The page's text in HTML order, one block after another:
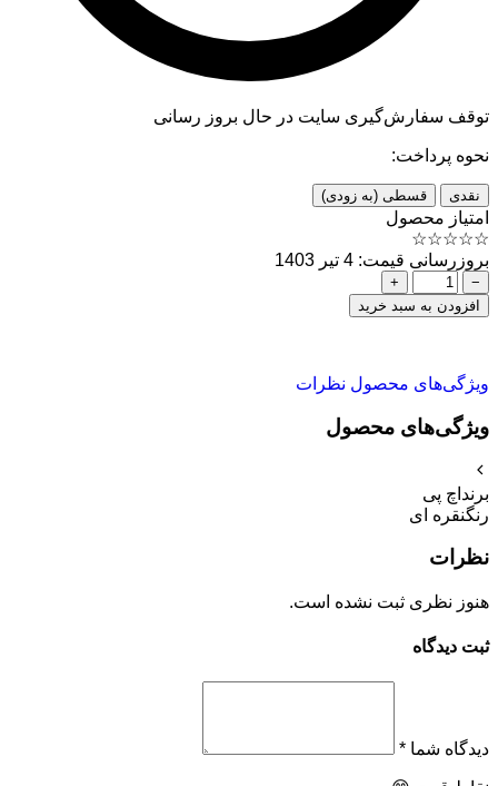
توقف سفارش‌گیری سایت در حال بروز رسانی
نحوه پرداخت:
نقدی قسطی (به زودی)
امتیاز محصول
☆
☆
☆
☆
☆
بروزرسانی قیمت: 4 تیر 1403
−
+
افزودن به سبد خرید
ویژگی‌های محصول نظرات
ویژگی‌های محصول
برند اچ پی
رنگنقره ای
نظرات
هنوز نظری ثبت نشده است.
ثبت دیدگاه
دیدگاه شما *